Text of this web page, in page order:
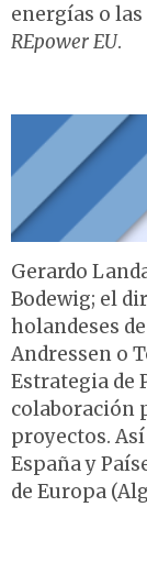
energías o
REpower EU.
Gerardo
Bodewig; el
holandeses
Andressen o
Estrategia de
colaboración
proyectos.
España y
de Europa